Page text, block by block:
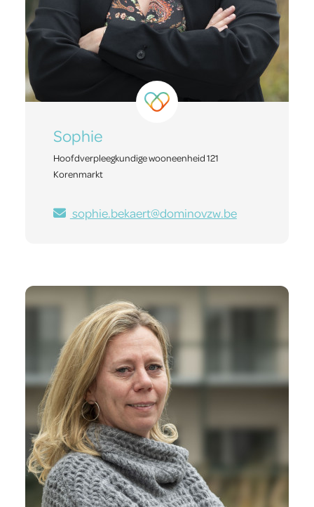
Sophie
Hoofdverpleegkundige wooneenheid 121
Korenmarkt
sophie.bekaert@dominovzw.be